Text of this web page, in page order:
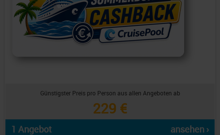
Günstigster Preis pro Person aus allen Angeboten ab
229 €
1 Angebot ansehen ›